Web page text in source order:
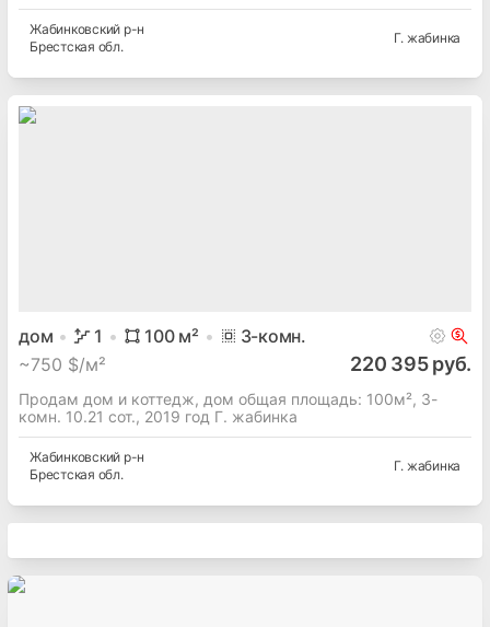
Жабинковский р-н
Брестская обл.
Г. жабинка
дом 1 100м² 3-комн.
~750 $/м² 220 395 руб.
Продам дом и коттедж, дом общая площадь: 100м², 3-
комн. 10.21 сот., 2019 год Г. жабинка
Жабинковский р-н
Брестская обл.
Г. жабинка